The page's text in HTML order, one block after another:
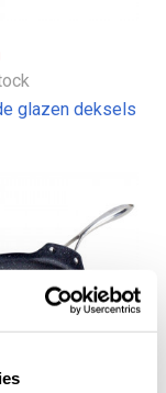
glazen deksels